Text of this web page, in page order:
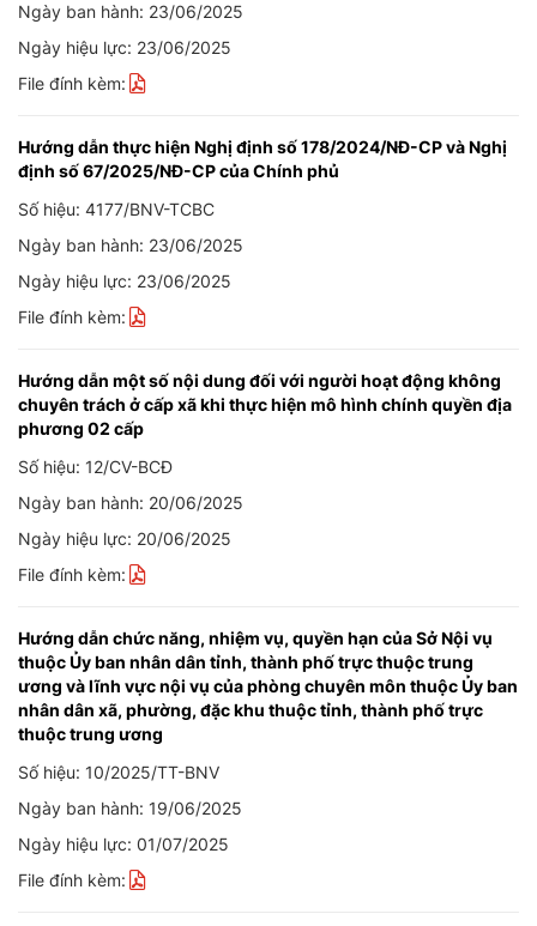
Ngày ban hành: 23/06/2025
Ngày hiệu lực: 23/06/2025
File đính kèm:
Hướng dẫn thực hiện Nghị định số 178/2024/NĐ-CP và Nghị
định số 67/2025/NĐ-CP của Chính phủ
Số hiệu: 4177/BNV-TCBC
Ngày ban hành: 23/06/2025
Ngày hiệu lực: 23/06/2025
File đính kèm:
Hướng dẫn một số nội dung đối với người hoạt động không
chuyên trách ở cấp xã khi thực hiện mô hình chính quyền địa
phương 02 cấp
Số hiệu: 12/CV-BCĐ
Ngày ban hành: 20/06/2025
Ngày hiệu lực: 20/06/2025
File đính kèm:
Hướng dẫn chức năng, nhiệm vụ, quyền hạn của Sở Nội vụ
thuộc Ủy ban nhân dân tỉnh, thành phố trực thuộc trung
ương và lĩnh vực nội vụ của phòng chuyên môn thuộc Ủy ban
nhân dân xã, phường, đặc khu thuộc tỉnh, thành phố trực
thuộc trung ương
Số hiệu: 10/2025/TT-BNV
Ngày ban hành: 19/06/2025
Ngày hiệu lực: 01/07/2025
File đính kèm: